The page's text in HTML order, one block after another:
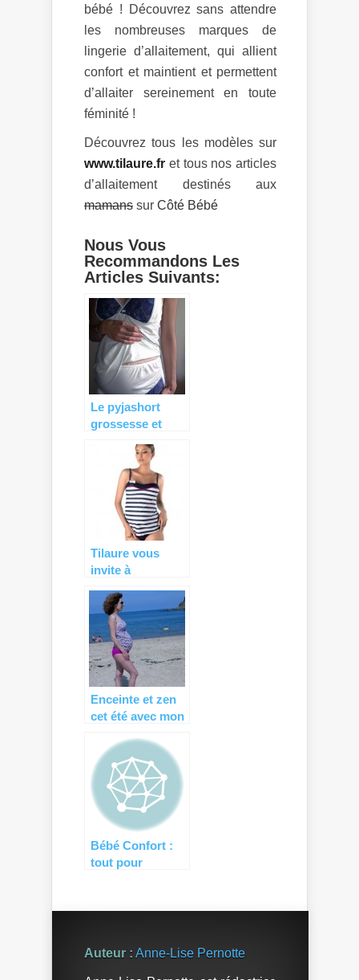
bébé ! Découvrez sans attendre
les nombreuses marques de
lingerie d’allaitement, qui allient
confort et maintient et permettent
d’allaiter sereinement en toute
féminité !
Découvrez tous les modèles sur
www.tilaure.fr et tous nos articles
d’allaitement destinés aux
mamans sur Côté Bébé
Nous Vous
Recommandons Les
Articles Suivants:
Le pyjashort
grossesse et
Tilaure pour des
nuits toutes
douces…
Tilaure vous
invite à
takini de
grossesse
Marina…
Enceinte et zen
cet été avec mon
grossesse
Tilaure !
Bébé Confort :
tout pour
Auteur : Anne-Lise Pernotte